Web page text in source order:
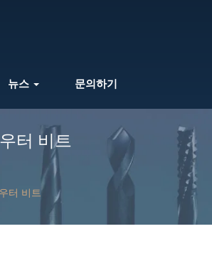
뉴스 문의하기
터 비트
터 비트